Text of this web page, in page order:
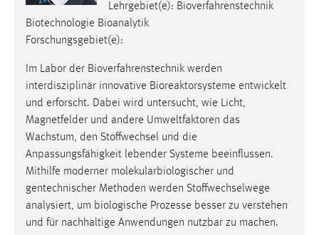
Lehrgebiet(e): Bioverfahrenstechnik
Biotechnologie Bioanalytik
Forschungsgebiet(e):
Im Labor der Bioverfahrenstechnik werden
interdisziplinär innovative Bioreaktorsysteme entwickelt
und erforscht. Dabei wird untersucht, wie Licht,
Magnetfelder und andere Umweltfaktoren das
Wachstum, den Stoffwechsel und die
Anpassungsfähigkeit lebender Systeme beeinflussen.
Mithilfe moderner molekularbiologischer und
gentechnischer Methoden werden Stoffwechselwege
analysiert, um biologische Prozesse besser zu verstehen
und für nachhaltige Anwendungen nutzbar zu machen.